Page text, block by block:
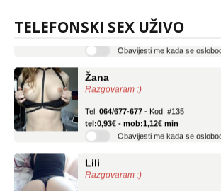
TELEFONSKI SEX UŽIVO
tel:0,93€ - mob:1,12€ min
Razgovaram :)
tel:0,93€ - mob:1,12€ min
Obavijesti me kada se oslobodi
Razgovaram :)